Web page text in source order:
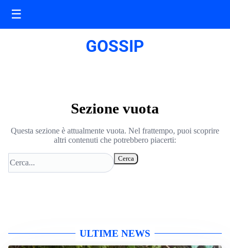
☰
GOSSIP
Sezione vuota
Questa sezione è attualmente vuota. Nel frattempo, puoi scoprire
altri contenuti che potrebbero piacerti:
Cerca
ULTIME NEWS